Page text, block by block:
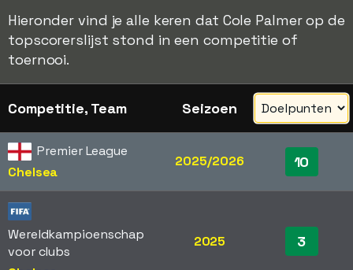
Hieronder vind je alle keren dat Cole Palmer op de
topscorerslijst stond in een competitie of
toernooi.
Competitie, Team Seizoen
Premier League
Chelsea
2025/2026 10
Wereldkampioenschap
voor clubs
2025 3